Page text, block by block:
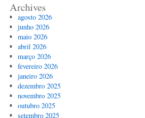
Archives
agosto 2026
junho 2026
maio 2026
abril 2026
março 2026
fevereiro 2026
janeiro 2026
dezembro 2025
novembro 2025
outubro 2025
setembro 2025